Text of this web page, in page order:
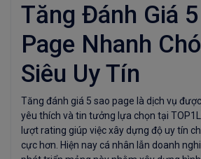
Tăng Đánh Giá
Page Nhanh
Siêu Uy Tín
Tăng đánh giá 5 sao page là dịch vụ
yêu thích và tin tưởng lựa chọn tại
lượt rating giúp việc xây dựng độ uy tín
cực hơn. Hiện nay cá nhân lẫn doanh